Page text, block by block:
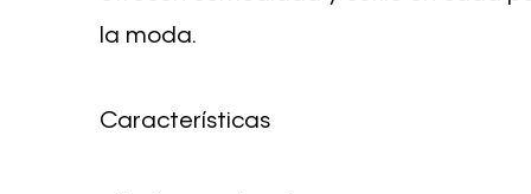
la moda.
Características